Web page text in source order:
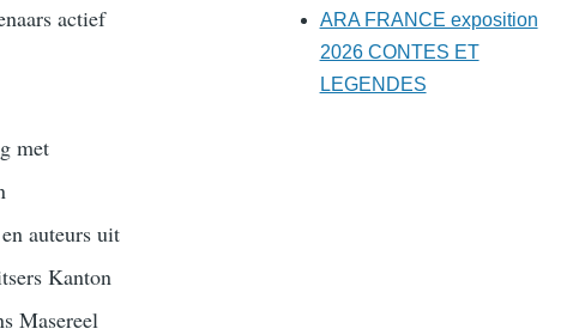
actief
met
auteurs uit
Kanton
Masereel
ARA FRANCE exposition
2026 CONTES ET
LEGENDES